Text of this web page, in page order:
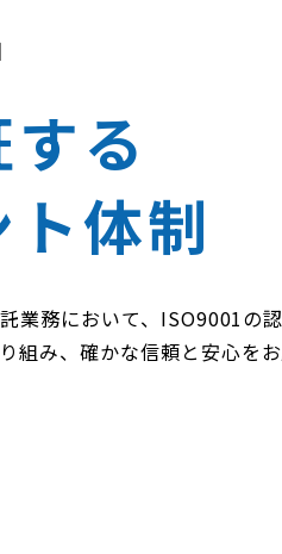
る
体制
業務において、ISO9001の認
組み、確かな信頼と安心をお